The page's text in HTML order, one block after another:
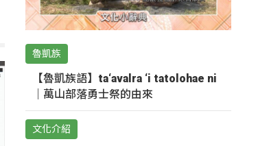
魯凱族
【魯凱族語】ta‘avalra ‘i tatolohae ni
｜萬山部落勇士祭的由來
文化介紹